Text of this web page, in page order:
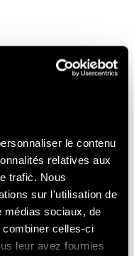
le contenu
relatives aux
trafic. Nous
sur l'utilisation de
médias sociaux, de
combiner celles-ci
leur avez fournies
180.-CHF
300.-CHF